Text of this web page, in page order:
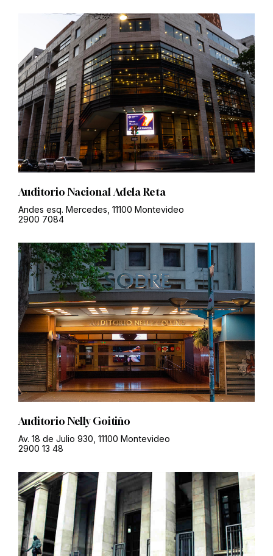
Auditorio Nacional Adela Reta
Andes esq. Mercedes, 11100 Montevideo
2900 7084
Auditorio Nelly Goitiño
Av. 18 de Julio 930, 11100 Montevideo
2900 13 48